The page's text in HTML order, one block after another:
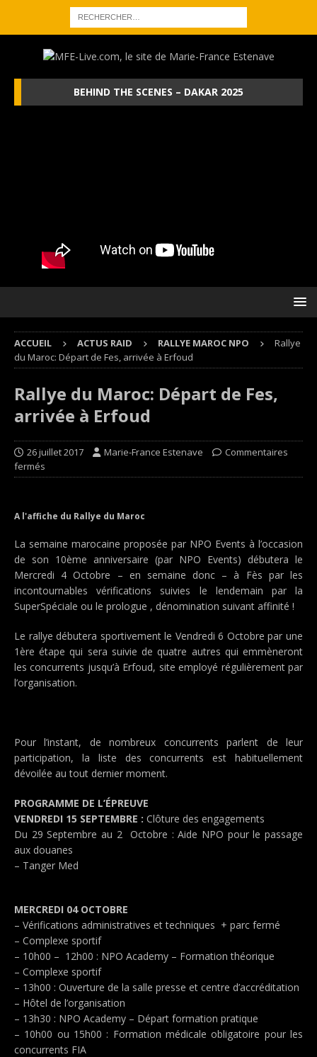
BEHIND THE SCENES – DAKAR 2025
ACCUEIL ACTUS RAID RALLYE MAROC NPO
Rallye
du Maroc: Départ de Fes, arrivée à Erfoud
Rallye du Maroc: Départ de Fes,
arrivée à Erfoud
26 juillet 2017 Marie-France Estenave
Commentaires
fermés
A l'affiche du Rallye du Maroc
La semaine marocaine proposée par NPO Events à l’occasion
de son 10ème anniversaire (par NPO Events) débutera le
Mercredi 4 Octobre – en semaine donc – à Fès par les
incontournables vérifications suivies le lendemain par la
SuperSpéciale ou le prologue , dénomination suivant affinité !
Le rallye débutera sportivement le Vendredi 6 Octobre par une
1ère étape qui sera suivie de quatre autres qui emmèneront
les concurrents jusqu’à Erfoud, site employé régulièrement par
l’organisation.
Pour l’instant, de nombreux concurrents parlent de leur
participation, la liste des concurrents est habituellement
dévoilée au tout dernier moment.
PROGRAMME DE L’ÉPREUVE
VENDREDI 15 SEPTEMBRE : Clôture des engagements
Du 29 Septembre au 2 Octobre : Aide NPO pour le passage
aux douanes
– Tanger Med
MERCREDI 04 OCTOBRE
– Vérifications administratives et techniques + parc fermé
– Complexe sportif
– 10h00 – 12h00 : NPO Academy – Formation théorique
– Complexe sportif
– 13h00 : Ouverture de la salle presse et centre d’accréditation
– Hôtel de l’organisation
– 13h30 : NPO Academy – Départ formation pratique
– 10h00 ou 15h00 : Formation médicale obligatoire pour les
concurrents FIA